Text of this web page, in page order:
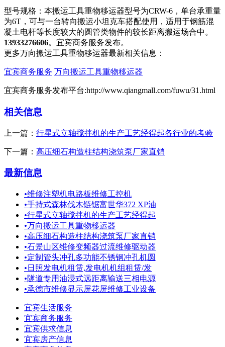
型号规格：本搬运工具重物移运器型号为CRW-6，单台承重量
为6T，可与一台转向搬运小坦克车搭配使用，适用于钢筋混
凝土电杆等长度较大的圆管类物件的较长距离搬运场合中。
13933276606。宜宾商务服务发布。
更多万向搬运工具重物移运器最新相关信息：
宜宾商务服务 万向搬运工具重物移运器
宜宾商务服务发布平台:http://www.qiangmall.com/fuwu/31.html
相关信息
上一篇： 行星式立轴搅拌机的生产工艺经得起各行业的考验
下一篇： 高压细石构造柱结构浇筑泵厂家直销
最新信息
•维修注塑机电路板维修工控机
•手持式森林伐木链锯富世华372 XP油
•行星式立轴搅拌机的生产工艺经得起
•万向搬运工具重物移运器
•高压细石构造柱结构浇筑泵厂家直销
•石景山区维修变频器过流维修驱动器
•定制管头冲孔多功能不锈钢冲孔机圆
• 日照发电机租赁,发电机机组租赁/发
•隧道专用油浸式远距离输送三相电源
•承德市维修显示屏花屏维修工业设备
宜宾生活服务
宜宾商务服务
宜宾供求信息
宜宾房产信息